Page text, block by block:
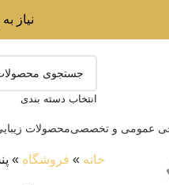
نیاز به
انتخاب دسته بندی
عمومی و تخصصیمحصولات
خانه » فروشگاه »